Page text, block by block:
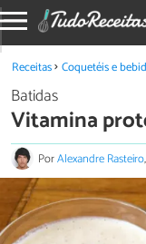
Receitas Coquetéis e
Batidas
Vitamina
PorAlexandre Rasteiro